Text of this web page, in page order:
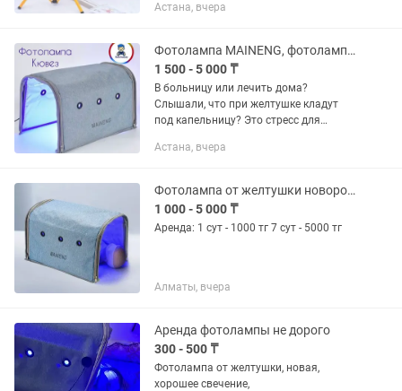
комфортных условиях вашего дома.
Астана, вчера
Фотолампа MAINENG, фотолампа от желтушки
1 500 - 5 000 ₸
В больницу или лечить дома?
Слышали, что при желтушке кладут
под капельницу? Это стресс для
слез и разлуки! + Фотолампа для
Астана, вчера
Фотолампа от желтушки новорожденных кювез
1 000 - 5 000 ₸
Аренда: 1 сут - 1000 тг 7 сут - 5000 тг
Алматы, вчера
Аренда фотолампы не дорого
300 - 500 ₸
Фотолампа от желтушки, новая,
хорошее свечение,